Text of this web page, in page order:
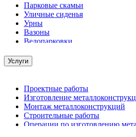
Парковые скамьи
Уличные сиденья
Урны
Вазоны
Велопарковки
Услуги
Проектные работы
Изготовление
Монтаж металлоконструкций
Строительные работы
Операции по изготовлению